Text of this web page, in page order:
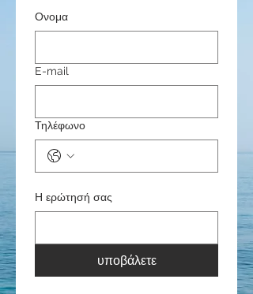
Ονομα
E-mail
Τηλέφωνο
Η ερώτησή σας
υποβάλετε